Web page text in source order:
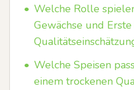
• Welche Rolle
Gewächse und
• Welche Speisen
einem trockenen